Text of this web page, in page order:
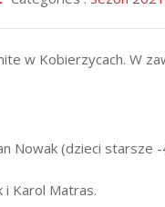
w Kobierzycach. W
Nowak (dzieci starsze -
i Karol Matras.